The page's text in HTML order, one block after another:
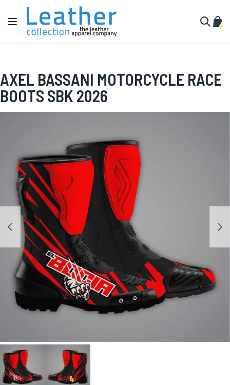
Hoppa till innehållet
Växla Nav
Min
AXEL BASSANI MOTORCYCLE RACE
BOOTS SBK 2026